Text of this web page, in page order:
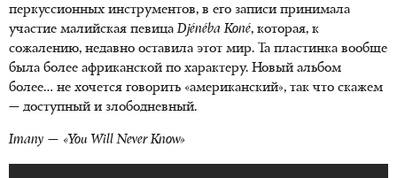
перкуссионных инструментов, в его записи принимала
участие малийская певицаDjénéba Koné, которая, к
сожалению, недавно оставила этот мир. Та пластинка вообще
была более африканской по характеру. Новый альбом
более… не хочется говорить «американский», так что скажем
— доступный и злободневный.
Imany — «You Will Never Know»